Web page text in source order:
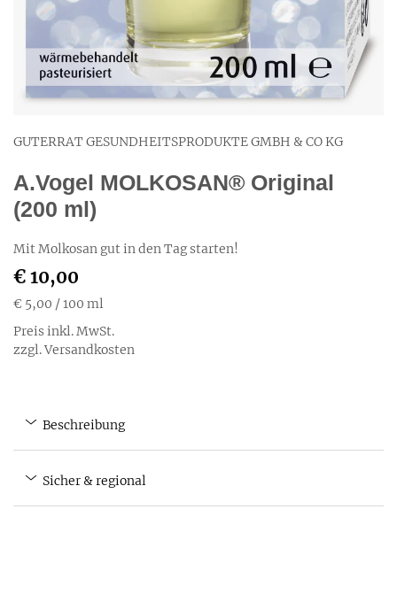
GUTERRAT GESUNDHEITSPRODUKTE GMBH & CO KG
A.Vogel MOLKOSAN® Original
(200 ml)
Mit Molkosan gut in den Tag starten!
€ 10,00
€ 5,00 / 100 ml
Preis inkl. MwSt.
zzgl. Versandkosten
Beschreibung
Sicher & regional